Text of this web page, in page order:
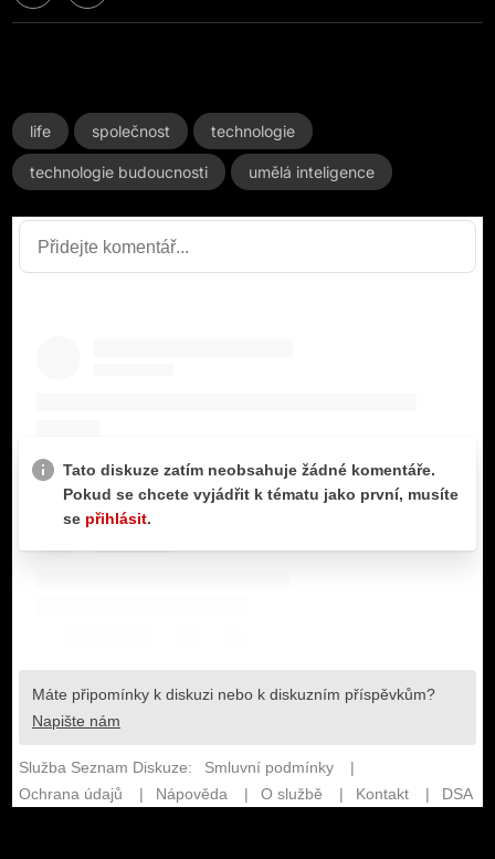
life společnost technologie
technologie budoucnosti umělá inteligence